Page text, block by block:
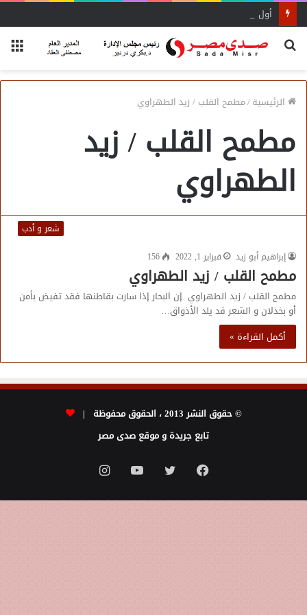
بحث
الرئيسية/مطمح القلب / زيد الطهراوي
مطمح القلب / زيد
الطهراوي
شعر و أدب
إبراهيم أبو زيد
فبراير 1, 2022 156
مطمح القلب / زيد الطهراوي
مطمح القلب / زيد الطهراوي إن البحار إذا سارت بقاطنها فقد تفيض بأمن
أو بخذلان و الشعر قد يلد الأذواق…
أكمل القراءة »
© حقوق النشر 2013 ، الحقوق محفوظة |
تابع جريدة و موقع صدى مصر
فيسبوك تويتر يوتيوبانستقرام